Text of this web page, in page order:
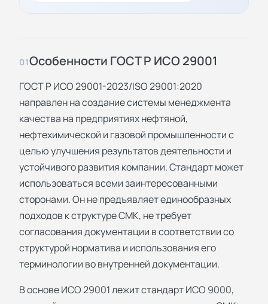
01Особенности ГОСТ Р ИСО 29001
ГОСТ Р ИСО 29001-2023/ISO 29001:2020
направлен на создание системы менеджмента
качества на предприятиях нефтяной,
нефтехимической и газовой промышленности с
целью улучшения результатов деятельности и
устойчивого развития компании. Стандарт может
использоваться всеми заинтересованными
сторонами. Он не предъявляет единообразных
подходов к структуре СМК, не требует
согласования документации в соответствии со
структурой норматива и использования его
терминологии во внутренней документации.
В основе ИСО 29001 лежит стандарт ИСО 9000,